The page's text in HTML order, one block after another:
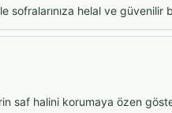
sofralarınıza helal ve güvenilir
saf halini korumaya özen